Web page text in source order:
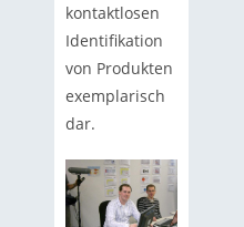
kontaktlosen
Identifikation
von Produkten
exemplarisch
dar.